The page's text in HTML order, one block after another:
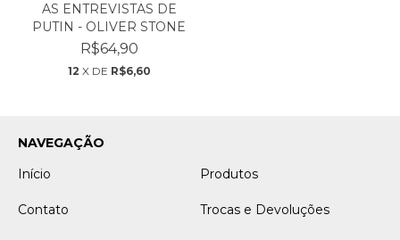
AS ENTREVISTAS DE
PUTIN - OLIVER STONE
R$64,90
12 X DE R$6,60
NAVEGAÇÃO
Início
Produtos
Contato Trocas e Devoluções